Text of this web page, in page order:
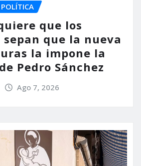
POLÍTICA
que los
que la nueva
la impone la
Pedro Sánchez
Ago 7, 2026